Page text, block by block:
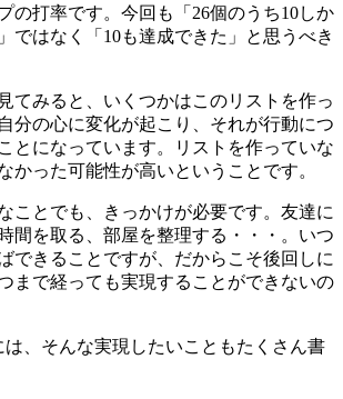
の打率です。今回も「26個のうち10しか
ではなく「10も達成できた」と思うべき
てみると、いくつかはこのリストを作っ
分の心に変化が起こり、それが行動につ
とになっています。リストを作っていな
かった可能性が高いということです。
ことでも、きっかけが必要です。友達に
間を取る、部屋を整理する・・・。いつ
できることですが、だからこそ後回しに
まで経っても実現することができないの
は、そんな実現したいこともたくさん書